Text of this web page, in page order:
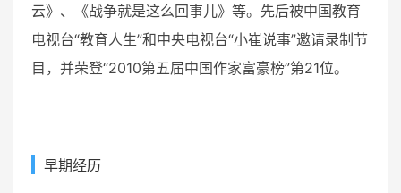
云》、《战争就是这么回事儿》等。先后被中国教育
电视台“教育人生”和中央电视台“小崔说事”邀请录制节
目，并荣登“2010第五届中国作家富豪榜”第21位。
早期经历